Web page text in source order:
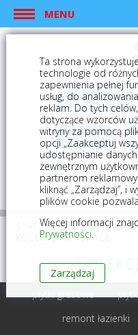
MENU
logowanie
Mój koszyk
STRONA GŁÓWNA
KOLEKCJA MY SPACE
płytki gresowe
remont łazienki
Ta strona
technologie od
zapewnienia pełnej
usług, do
reklam. Do tych
dotyczące wzorców
witryny za pomocą
opcji „Zaakceptuj
udostępnianie
zewnętrznym
partnerom
kliknąć „Zarządzaj”, i
plików cookie
Więcej informacji
Prywatności.
Zarządzaj